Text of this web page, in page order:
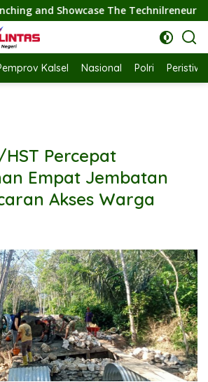
Park; Wagub Kalsel Hasnuryadi
Kalsel Nasional Polri
Percepat
Empat Jembatan
Akses Warga